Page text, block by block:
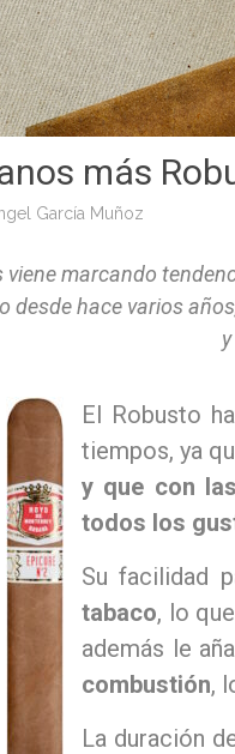
más
García Muñoz
marcando
desde hace varios
El Robusto
tiempos, ya
y que con
todos los
Su facilidad
tabaco, lo
además le
combustión,
La duración